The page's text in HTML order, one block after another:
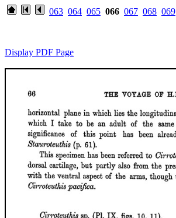
063 064 065 066 067 068 069
Display PDF Page